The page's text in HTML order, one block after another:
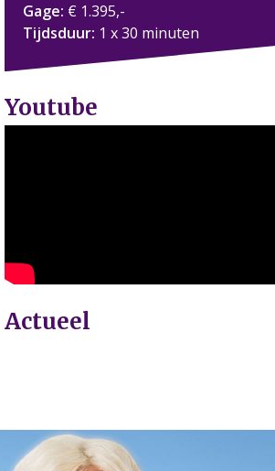
Gage: € 1.395,-
Tijdsduur: 1 x 30 minuten
Youtube
Actueel